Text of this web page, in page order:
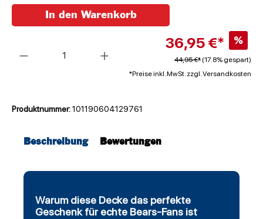
36,95 €* %
44,95 €* (17.8% gespart)
*Preise inkl. MwSt. zzgl. Versandkosten
In den Warenkorb
Produktnummer:101190604129761
Beschreibung Bewertungen
Warum diese Decke das perfekte
Geschenk für echte Bears-Fans ist